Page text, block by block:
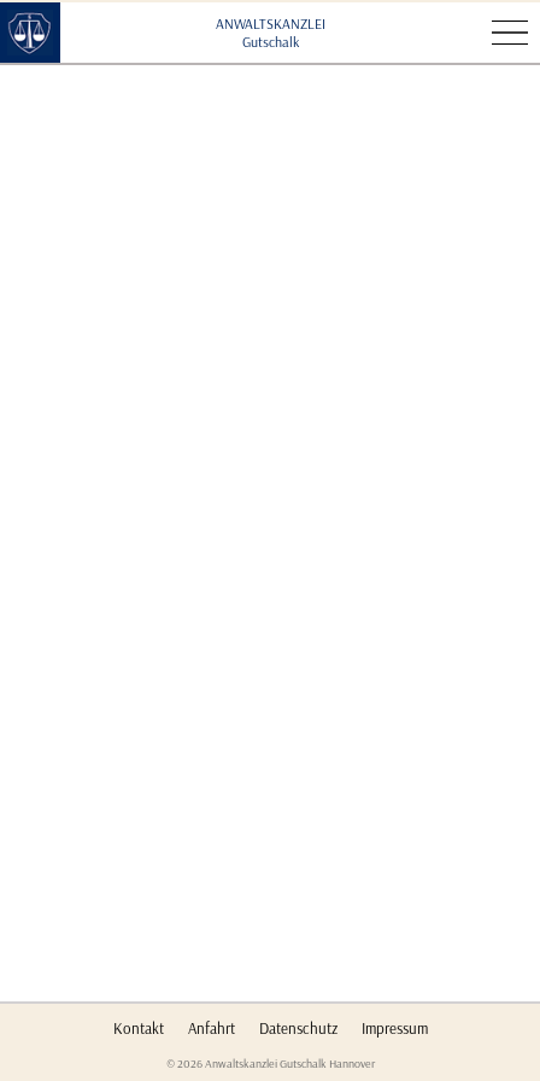
Kontakt Anfahrt Datenschutz Impressum
© 2026 Anwaltskanzlei Gutschalk Hannover
ANWALTSKANZLEI
Gutschalk